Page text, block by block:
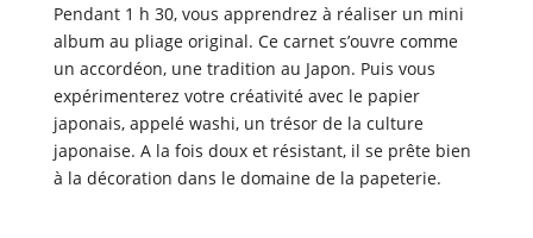
Pendant 1 h 30, vous apprendrez à réaliser un mini
album au pliage original. Ce carnet s’ouvre comme
un accordéon, une tradition au Japon. Puis vous
expérimenterez votre créativité avec le papier
japonais, appelé washi, un trésor de la culture
japonaise. A la fois doux et résistant, il se prête bien
à la décoration dans le domaine de la papeterie.